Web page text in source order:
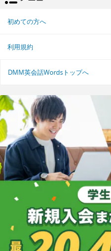
初めての方へ
利用規約
DMM英会話Wordsトップへ